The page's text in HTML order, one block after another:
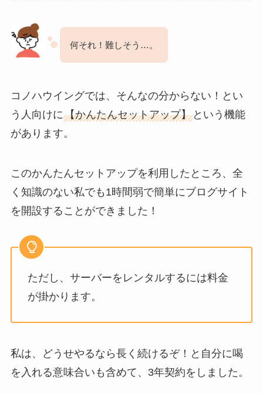
何それ！難しそう…。
コノハウイングでは、そんなの分からない！とい
う人向けに【かんたんセットアップ】という機能
があります。
このかんたんセットアップを利用したところ、全
く知識のない私でも1時間弱で簡単にブログサイト
を開設することができました！
ただし、サーバーをレンタルするには料金
が掛かります。
私は、どうせやるなら長く続けるぞ！と自分に喝
を入れる意味合いも含めて、3年契約をしました。